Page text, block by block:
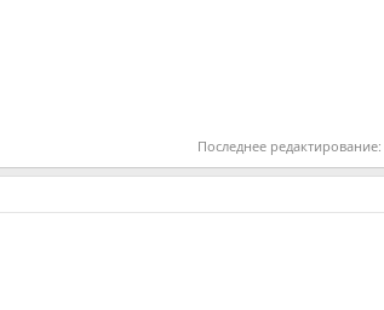
Последнее редактирование: